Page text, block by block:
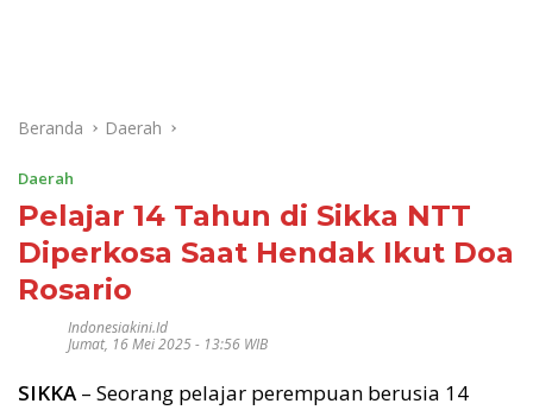
Beranda Daerah
Daerah
Pelajar 14 Tahun di Sikka NTT
Diperkosa Saat Hendak Ikut Doa
Rosario
Indonesiakini.id
Jumat, 16 Mei 2025 - 13:56 WIB
SIKKA – Seorang pelajar perempuan berusia 14